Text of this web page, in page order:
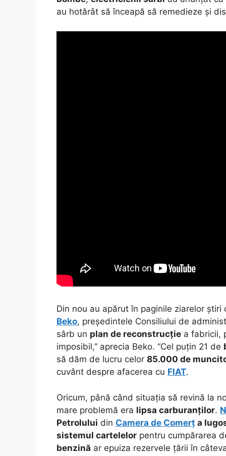
au hotărât să înceapă să remedieze și
Din nou au apărut în paginile ziarelor știri
Beko, președintele Consiliului de
sârb un plan de reconstrucție a fabricii,
imposibil,” aprecia Beko. “Cel puțin 21 de
să dăm de lucru celor 85.000 de
cuvânt despre afacerea cu FIAT.
Oricum, până când situația să revină la
mare problemă era lipsa carburanților.
Petrolului din Camera de Comerț a
sistemul cartelelor pentru cumpărarea
benzină ar epuiza rezervele țării în